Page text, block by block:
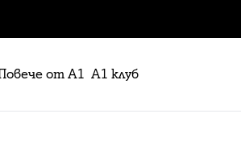
от А1 А1 клуб